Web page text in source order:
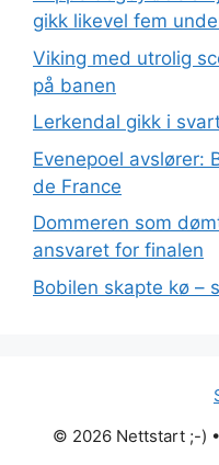
gikk likevel fem
Viking med utrolig
på banen
Lerkendal gikk i
Evenepoel avslører:
de France
Dommeren som
ansvaret for finalen
Bobilen skapte kø –
© 2026 Nettstart ;-)